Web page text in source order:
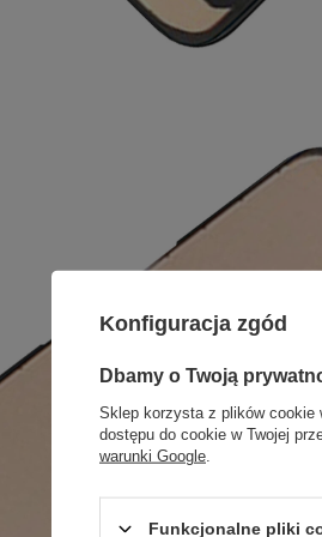
Konfiguracja zgód
Dbamy o Twoją
Sklep korzysta z plików cookie
dostępu do cookie w Twojej
warunki Google
Funkcjonalne pliki